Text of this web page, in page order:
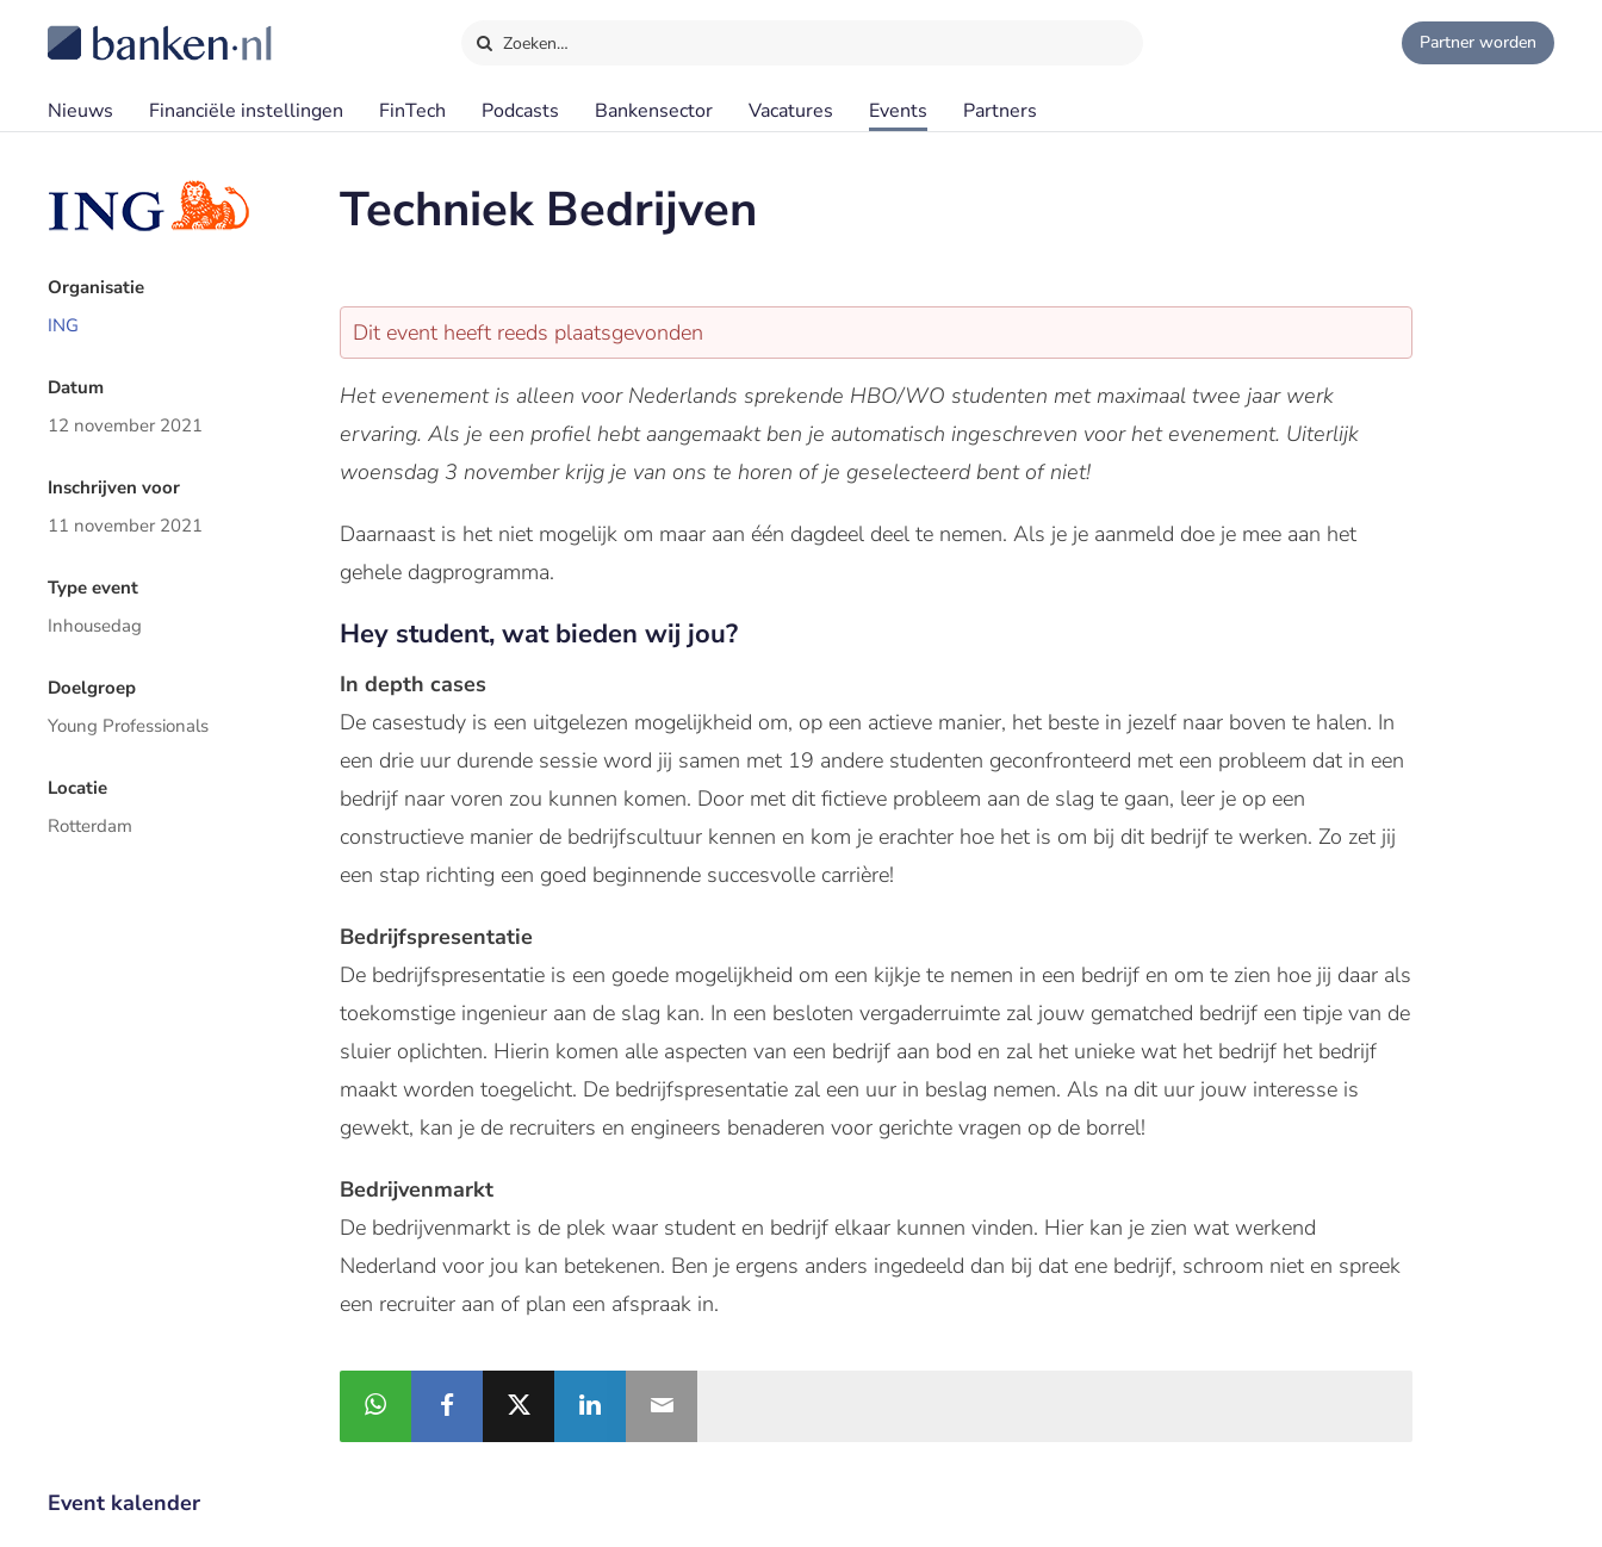
Zoeken… Partner worden
Nieuws Financiële instellingen FinTech Podcasts Bankensector Vacatures Events Partners
Techniek Bedrijven
Organisatie
ING
Datum
12 november 2021
Inschrijven voor
11 november 2021
Type event
Inhousedag
Doelgroep
Young Professionals
Locatie
Rotterdam
Dit event heeft reeds plaatsgevonden
Het evenement is alleen voor Nederlands sprekende HBO/WO studenten met maximaal twee jaar werk
ervaring. Als je een profiel hebt aangemaakt ben je automatisch ingeschreven voor het evenement. Uiterlijk
woensdag 3 november krijg je van ons te horen of je geselecteerd bent of niet!
Daarnaast is het niet mogelijk om maar aan één dagdeel deel te nemen. Als je je aanmeld doe je mee aan het
gehele dagprogramma.
Hey student, wat bieden wij jou?
In depth cases
De casestudy is een uitgelezen mogelijkheid om, op een actieve manier, het beste in jezelf naar boven te halen. In
een drie uur durende sessie word jij samen met 19 andere studenten geconfronteerd met een probleem dat in een
bedrijf naar voren zou kunnen komen. Door met dit fictieve probleem aan de slag te gaan, leer je op een
constructieve manier de bedrijfscultuur kennen en kom je erachter hoe het is om bij dit bedrijf te werken. Zo zet jij
een stap richting een goed beginnende succesvolle carrière!
Bedrijfspresentatie
De bedrijfspresentatie is een goede mogelijkheid om een kijkje te nemen in een bedrijf en om te zien hoe jij daar als
toekomstige ingenieur aan de slag kan. In een besloten vergaderruimte zal jouw gematched bedrijf een tipje van de
sluier oplichten. Hierin komen alle aspecten van een bedrijf aan bod en zal het unieke wat het bedrijf het bedrijf
maakt worden toegelicht. De bedrijfspresentatie zal een uur in beslag nemen. Als na dit uur jouw interesse is
gewekt, kan je de recruiters en engineers benaderen voor gerichte vragen op de borrel!
Bedrijvenmarkt
De bedrijvenmarkt is de plek waar student en bedrijf elkaar kunnen vinden. Hier kan je zien wat werkend
Nederland voor jou kan betekenen. Ben je ergens anders ingedeeld dan bij dat ene bedrijf, schroom niet en spreek
een recruiter aan of plan een afspraak in.
Event kalender